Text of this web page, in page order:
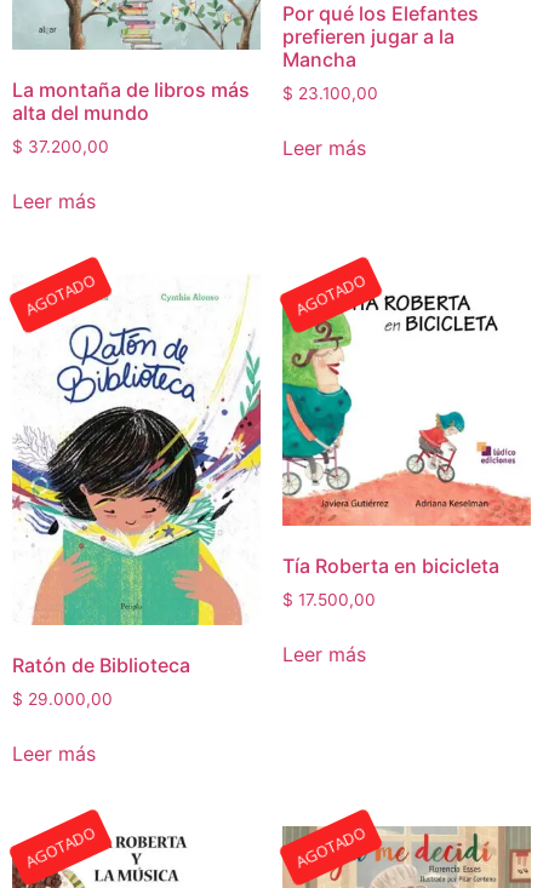
La montaña de libros más
alta del mundo
$ 37.200,00
Leer más
Por qué los Elefantes
prefieren jugar a la
Mancha
$ 23.100,00
Leer más
AGOTADO
Ratón de Biblioteca
$ 29.000,00
Leer más
AGOTADO
Tía Roberta en bicicleta
$ 17.500,00
Leer más
AGOTADO AGOTADO